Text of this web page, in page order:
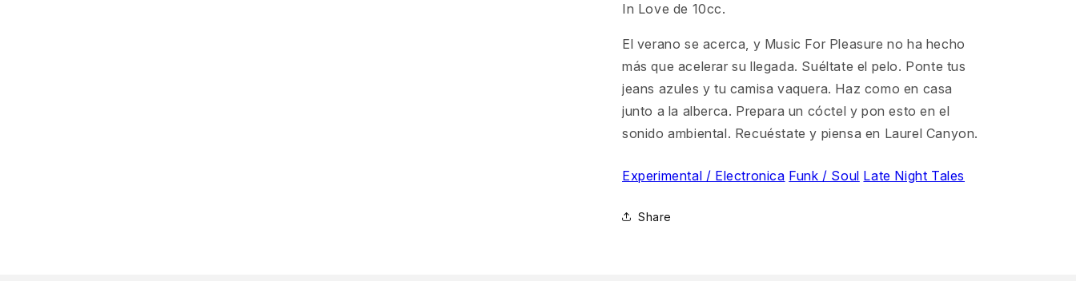
In Love de 10cc.
El verano se acerca, y Music For Pleasure no ha hecho
más que acelerar su llegada. Suéltate el pelo. Ponte tus
jeans azules y tu camisa vaquera. Haz como en casa
junto a la alberca. Prepara un cóctel y pon esto en el
sonido ambiental. Recuéstate y piensa en Laurel Canyon.
Experimental / Electronica Funk / Soul Late Night Tales
Share